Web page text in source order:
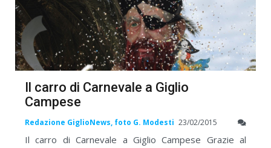
Il carro di Carnevale a Giglio
Campese
Redazione GiglioNews, foto G. Modesti 23/02/2015
Il carro di Carnevale a Giglio Campese Grazie al